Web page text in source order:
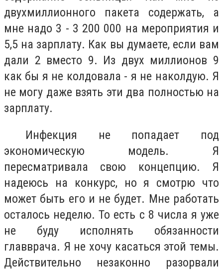
двухмиллионного пакета содержать, а
мне надо 3 - 3 200 000 на мероприятия и
5,5 на зарплату. Как вы думаете, если вам
дали 2 вместо 9. Из двух миллионов 9
как бы я не колдовала - я не наколдую. Я
не могу даже взять эти два полностью на
зарплату.
Инфекция не попадает под
экономическую модель. Я
пересматривала свою концепцию. Я
надеюсь на конкурс, но я смотрю что
может быть его и не будет. Мне работать
осталось неделю. То есть с 8 числа я уже
не буду исполнять обязанности
главврача. Я не хочу касаться этой темы.
Действительно незаконно разорвали